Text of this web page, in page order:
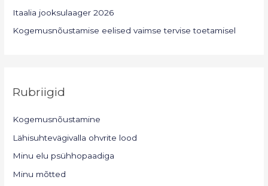
Itaalia jooksulaager 2026
Kogemusnõustamise eelised vaimse tervise toetamisel
Rubriigid
Kogemusnõustamine
Lähisuhtevägivalla ohvrite lood
Minu elu psühhopaadiga
Minu mõtted